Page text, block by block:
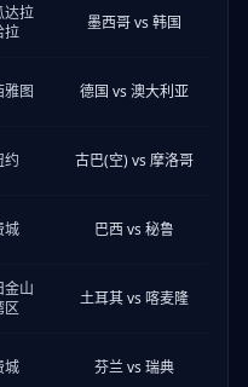
达拉
拉
墨西哥 vs 韩国
雅图 德国 vs 澳大利亚
约 古巴(空) vs 摩洛哥
城 巴西 vs 秘鲁
金山
区
土耳其 vs 喀麦隆
城 芬兰 vs 瑞典